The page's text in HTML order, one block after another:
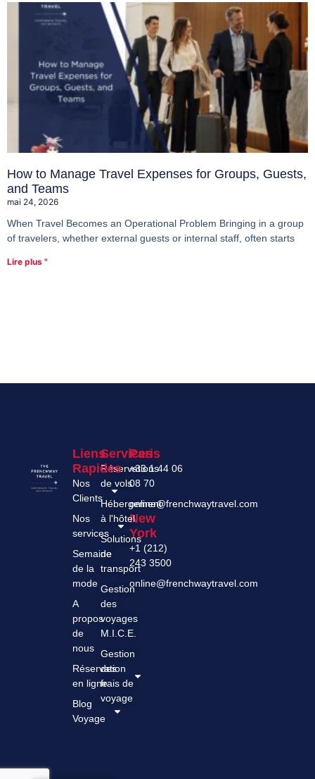
How to Manage Travel Expenses for Groups, Guests,
and Teams
mai 24, 2026
When Travel Becomes an Operational Problem Bringing in a group
of travelers, whether external guests or internal staff, often starts
Lire plus "
Paris
+33 1 44 06
08 70
online@frenchwaytravel.com
New
York
+1 (212)
243 3500
online@frenchwaytravel.com
Services
Réservations
de vols
Hébergement
à l'hôtel
Solutions
de
transport
Gestion
des
voyages
M.I.C.E.
Gestion
des
frais de
voyage
Liens
Rapides
Nos
Clients
Nos
services
Semaine
de la
mode
A
propos
de
nous
Réservation
en ligne
Blog
Voyage